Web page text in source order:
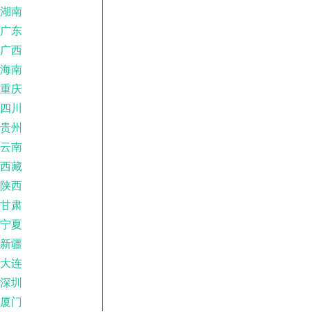
湖南
广东
广西
海南
重庆
四川
贵州
云南
西藏
陕西
甘肃
宁夏
新疆
大连
深圳
厦门